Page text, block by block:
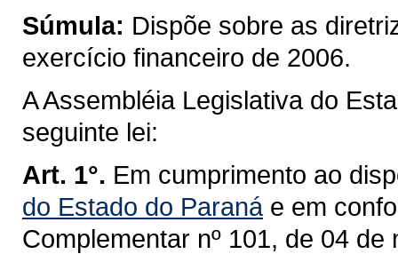
Súmula: Dispõe sobre as
exercício financeiro de 2006.
A Assembléia Legislativa do
seguinte lei:
Art. 1°. Em cumprimento ao
do Estado do Paranáe em
Complementar nº 101, de 04 de